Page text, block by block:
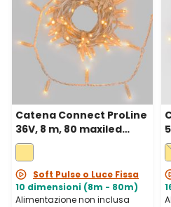
Catena Connect ProLine
36V, 8 m, 80 maxiled
bianco caldo, cavo
trasparente,
prolungabile
Soft Pulse o Luce Fissa
10 dimensioni (8m - 80m)
Alimentazione non inclusa